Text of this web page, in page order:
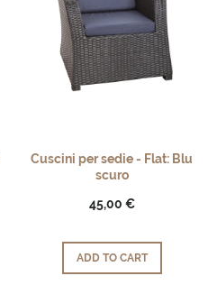
Cuscini per sedie - Flat: Blu
scuro
45,00 €
ADD TO CART